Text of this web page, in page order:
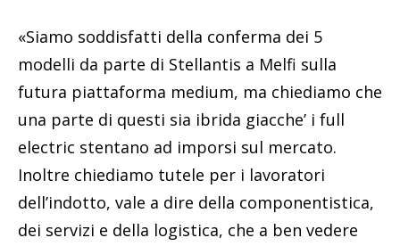
«Siamo soddisfatti della conferma dei 5
modelli da parte di Stellantis a Melfi sulla
futura piattaforma medium, ma chiediamo che
una parte di questi sia ibrida giacche’ i full
electric stentano ad imporsi sul mercato.
Inoltre chiediamo tutele per i lavoratori
dell’indotto, vale a dire della componentistica,
dei servizi e della logistica, che a ben vedere